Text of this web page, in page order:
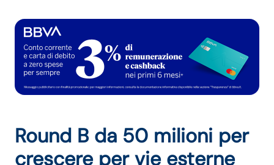
Round B da 50 milioni per
crescere per vie esterne